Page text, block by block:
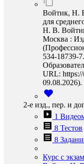
Войтик, Н.
для
Н. В.
Москва :
534-18739-
URL: https://
09.08.2026).
2-е изд., пер. и
1
8 Тестов
8
Курс с